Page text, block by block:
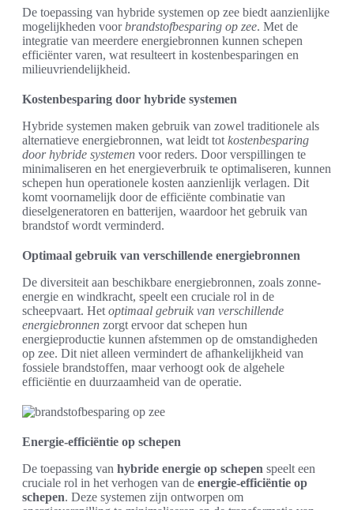
De toepassing van hybride systemen op zee biedt aanzienlijke
mogelijkheden voorbrandstofbesparing op zee. Met de
integratie van meerdere energiebronnen kunnen schepen
efficiënter varen, wat resulteert in kostenbesparingen en
milieuvriendelijkheid.
Kostenbesparing door hybride systemen
Hybride systemen maken gebruik van zowel traditionele als
alternatieve energiebronnen, wat leidt tot kostenbesparing
door hybride systemen voor reders. Door verspillingen te
minimaliseren en het energieverbruik te optimaliseren, kunnen
schepen hun operationele kosten aanzienlijk verlagen. Dit
komt voornamelijk door de efficiënte combinatie van
dieselgeneratoren en batterijen, waardoor het gebruik van
brandstof wordt verminderd.
Optimaal gebruik van verschillende energiebronnen
De diversiteit aan beschikbare energiebronnen, zoals zonne-
energie en windkracht, speelt een cruciale rol in de
scheepvaart. Het optimaal gebruik van verschillende
energiebronnen zorgt ervoor dat schepen hun
energieproductie kunnen afstemmen op de omstandigheden
op zee. Dit niet alleen vermindert de afhankelijkheid van
fossiele brandstoffen, maar verhoogt ook de algehele
efficiëntie en duurzaamheid van de operatie.
Energie-efficiëntie op schepen
De toepassing van hybride energie op schepen speelt een
cruciale rol in het verhogen van de energie-efficiëntie op
schepen. Deze systemen zijn ontworpen om